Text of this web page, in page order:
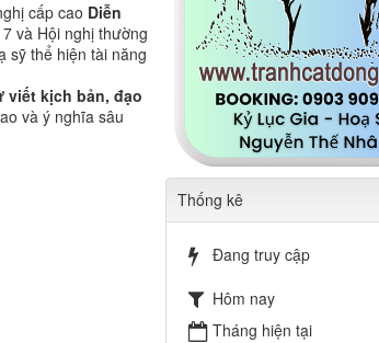
cấp cao Diễn
và Hội nghị thường
sỹ thể hiện tài năng
viết kịch bản, đạo
và ý nghĩa sâu
Thống kê
Đang truy cập
Hôm nay
Tháng hiện tại